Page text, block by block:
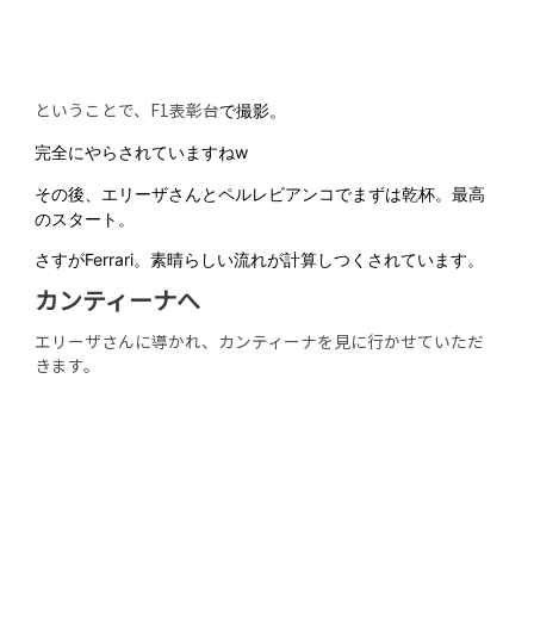
ということで、F1表彰台で撮影。
完全にやらされていますねw
その後、エリーザさんとペルレビアンコでまずは乾杯。最高
のスタート。
さすがFerrari。素晴らしい流れが計算しつくされています。
カンティーナへ
エリーザさんに導かれ、カンティーナを見に行かせていただ
きます。